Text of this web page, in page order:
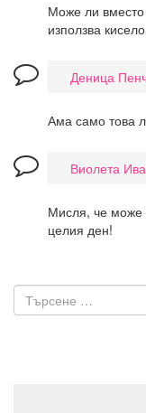
Може ли
използва
Деница
Ама само това
Виолета
Мисля, че може
целия ден!